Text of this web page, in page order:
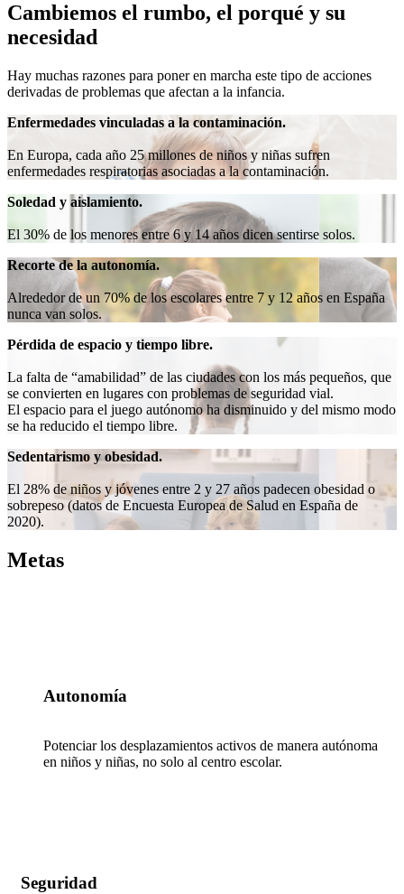
Cambiemos el rumbo, el porqué y su
necesidad
Hay muchas razones para poner en marcha este tipo de acciones
derivadas de problemas que afectan a la infancia.
Enfermedades vinculadas a la contaminación.
En Europa, cada año 25 millones de niños y niñas sufren
enfermedades respiratorias asociadas a la contaminación.
Soledad y aislamiento.
El 30% de los menores entre 6 y 14 años dicen sentirse solos.
Recorte de la autonomía.
Alrededor de un 70% de los escolares entre 7 y 12 años en España
nunca van solos.
Pérdida de espacio y tiempo libre.
La falta de “amabilidad” de las ciudades con los más pequeños, que
se convierten en lugares con problemas de seguridad vial.
El espacio para el juego autónomo ha disminuido y del mismo modo
se ha reducido el tiempo libre.
Sedentarismo y obesidad.
El 28% de niños y jóvenes entre 2 y 27 años padecen obesidad o
sobrepeso (datos de Encuesta Europea de Salud en España de
2020).
Metas
Autonomía
Potenciar los desplazamientos activos de manera autónoma
en niños y niñas, no solo al centro escolar.
Seguridad